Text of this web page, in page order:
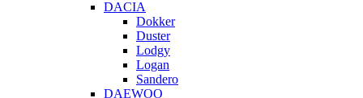
DACIA
Dokker
Duster
Lodgy
Logan
Sandero
DAEWOO